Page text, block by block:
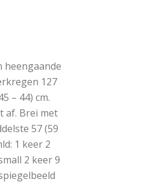
heengaande
127
– 44) cm.
af. Brei met
57 (59
1 keer 2
2 keer 9